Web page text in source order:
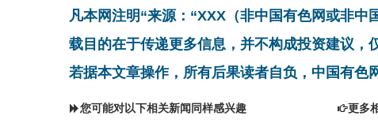
凡本网注明“来源：“XXX（非中国有色网或非
载目的在于传递更多信息，并不构成投资建议，
若据本文章操作，所有后果读者自负，中国有色
您可能对以下相关新闻同样感兴趣 更多